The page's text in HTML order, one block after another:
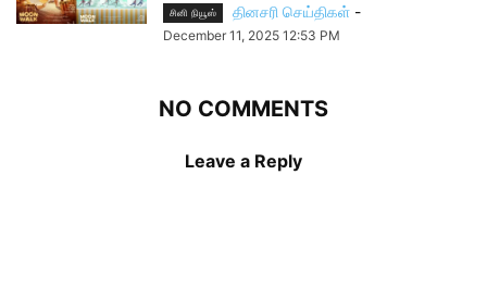
சினி நியூஸ் தினசரி செய்திகள் -
December 11, 2025 12:53 PM
NO COMMENTS
Leave a Reply